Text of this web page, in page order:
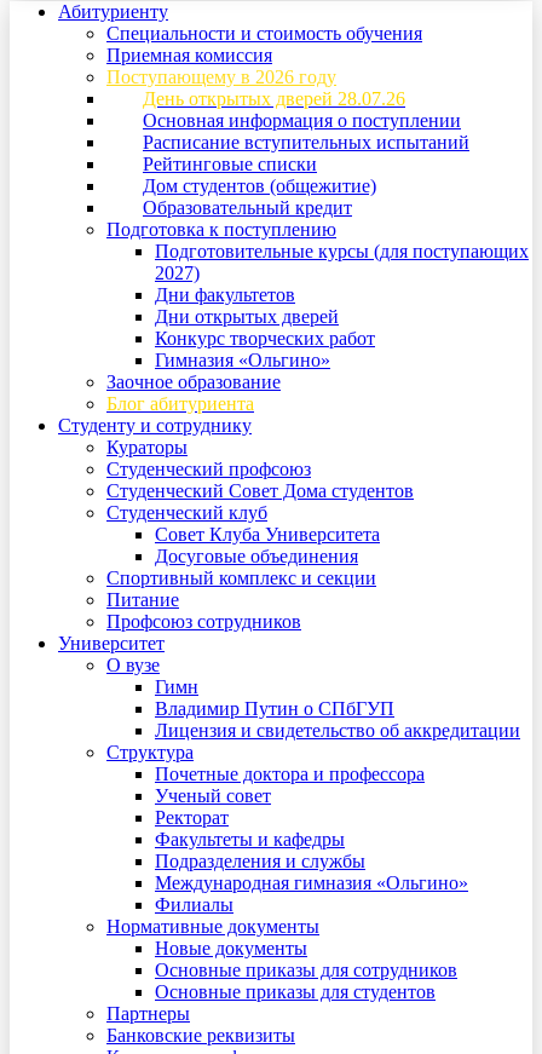
Абитуриенту
Специальности и стоимость обучения
Приемная комиссия
Поступающему в 2026 году
День открытых дверей 28.07.26
Основная информация о поступлении
Расписание вступительных испытаний
Рейтинговые списки
Дом студентов (общежитие)
Образовательный кредит
Подготовка к поступлению
Подготовительные курсы (для поступающих
2027)
Дни факультетов
Дни открытых дверей
Конкурс творческих работ
Гимназия «Ольгино»
Заочное образование
Блог абитуриента
Студенту и сотруднику
Кураторы
Студенческий профсоюз
Студенческий Совет Дома студентов
Студенческий клуб
Совет Клуба Университета
Досуговые объединения
Спортивный комплекс и секции
Питание
Профсоюз сотрудников
Университет
О вузе
Гимн
Владимир Путин о СПбГУП
Лицензия и свидетельство об аккредитации
Структура
Почетные доктора и профессора
Ученый совет
Ректорат
Факультеты и кафедры
Подразделения и службы
Международная гимназия «Ольгино»
Филиалы
Нормативные документы
Новые документы
Основные приказы для сотрудников
Основные приказы для студентов
Партнеры
Банковские реквизиты